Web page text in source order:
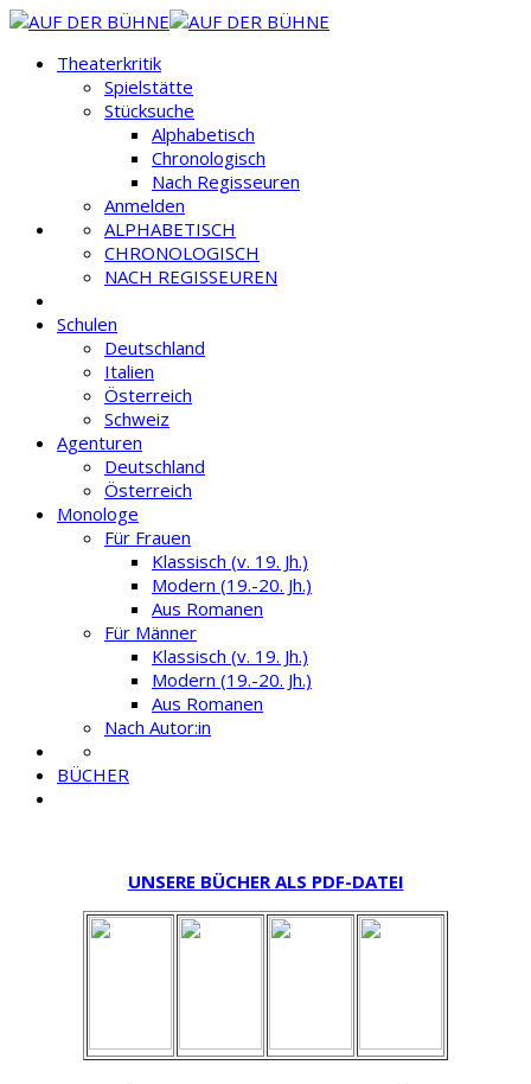
Theaterkritik
Spielstätte
Stücksuche
Alphabetisch
Chronologisch
Nach Regisseuren
Anmelden
ALPHABETISCH
CHRONOLOGISCH
NACH REGISSEUREN
Schulen
Deutschland
Italien
Österreich
Schweiz
Agenturen
Deutschland
Österreich
Monologe
Für Frauen
Klassisch (v. 19. Jh.)
Modern (19.-20. Jh.)
Aus Romanen
Für Männer
Klassisch (v. 19. Jh.)
Modern (19.-20. Jh.)
Aus Romanen
Nach Autor:in
BÜCHER
UNSERE BÜCHER ALS PDF-DATEI